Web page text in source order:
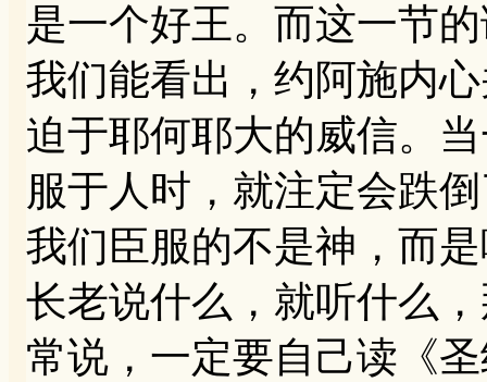
是一个好王。而这一节
我们能看出，约阿施内
迫于耶何耶大的威信。
服于人时，就注定会跌
我们臣服的不是神，而
长老说什么，就听什么
常说，一定要自己读《